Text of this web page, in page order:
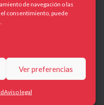
de navegación o las
consentimiento, puede
Ver preferencias
Aviso legal
Catálogo